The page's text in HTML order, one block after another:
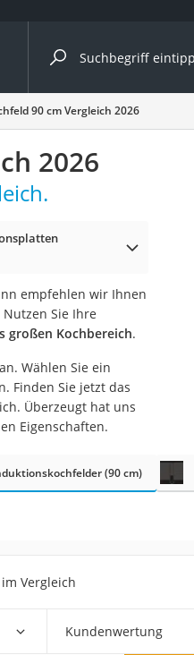
nach Kategorie
90 cm Vergleich 2026
2026
empfehlen wir Ihnen
Sie Ihre
großen Kochbereich.
an. Wählen Sie ein
Finden Sie jetzt das
Überzeugt hat uns
Eigenschaften.
(90 cm)
im Vergleich
Kundenwertung